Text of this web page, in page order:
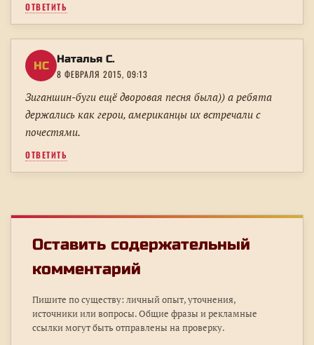
ОТВЕТИТЬ
НС Наталья С.
8 ФЕВРАЛЯ 2015, 09:13
Зиганшин-буги ещё дворовая песня была)) а ребята
держались как герои, американцы их встречали с
почестями.
ОТВЕТИТЬ
Оставить содержательный
комментарий
Пишите по существу: личный опыт, уточнения,
источники или вопросы. Общие фразы и рекламные
ссылки могут быть отправлены на проверку.